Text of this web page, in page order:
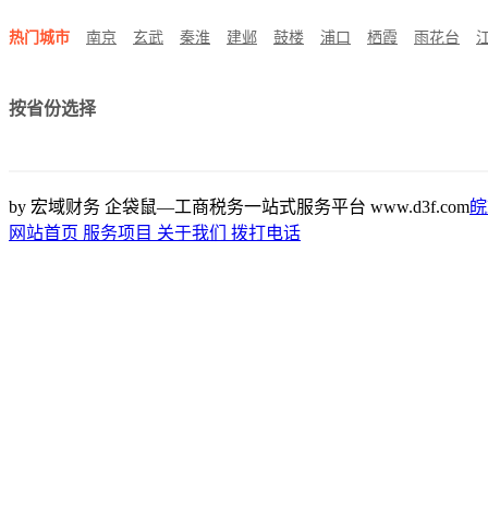
热门城市 南京 玄武 秦淮 建邺 鼓楼 浦口 栖霞 雨花台
按省份选择
by 宏域财务 企袋鼠—工商税务一站式服务平台 www.d3f.com
网站首页 服务项目 关于我们 拨打电话